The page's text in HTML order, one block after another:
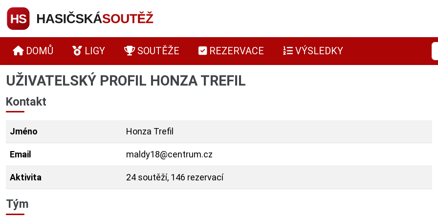
DOMŮ LIGY SOUTĚŽE REZERVACE VÝSLEDKY
UŽIVATELSKÝ PROFIL HONZA TREFIL
Kontakt
Jméno Honza Trefil
Email maldy18@centrum.cz
Aktivita 24 soutěží, 146 rezervací
Tým